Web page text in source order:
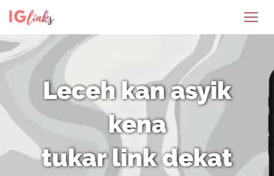
Leceh kan asyik
kena
tukar link dekat